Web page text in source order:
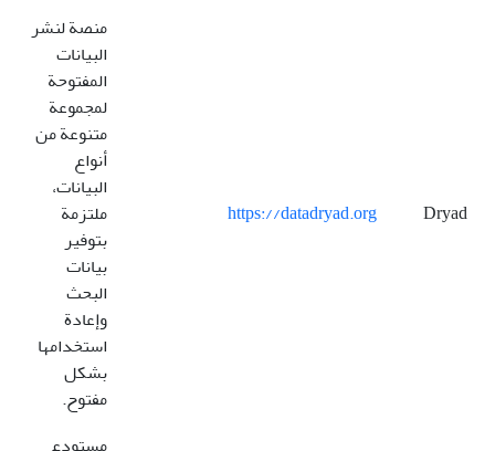
Dryad
https://datadryad.org
منصة لنشر
البيانات
المفتوحة
لمجموعة
متنوعة من
أنواع
البيانات،
ملتزمة
بتوفير
بيانات
البحث
وإعادة
استخدامها
بشكل
مفتوح.